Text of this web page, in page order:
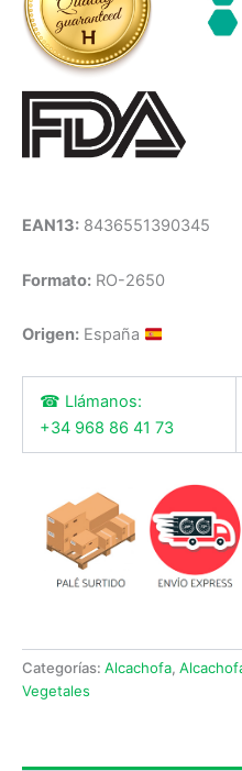
EAN13: 8436551390345
Formato: RO-2650
Origen: España
☎ Llámanos:
+34 968 86 41 73
Categorías: Alcachofa,
Vegetales